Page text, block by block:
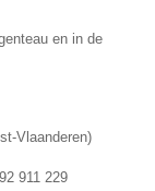
en in de
Vlaanderen)
911 229